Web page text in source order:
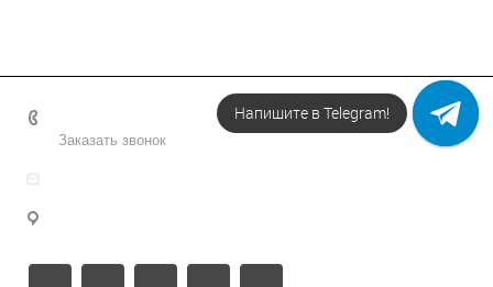
Заказать звонок
Напишите в МАХ